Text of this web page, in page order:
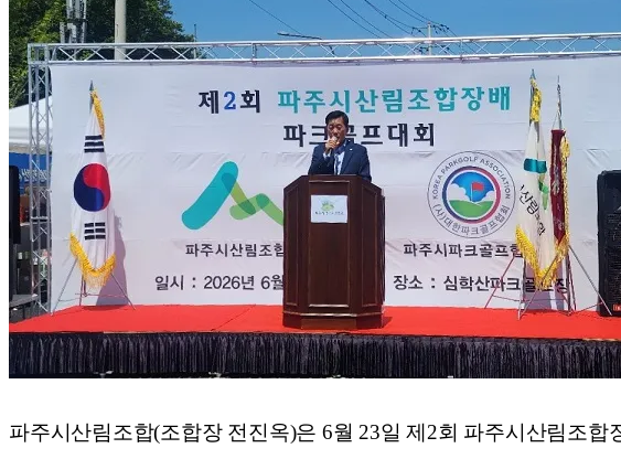
파주시산림조합(조합장 전진옥)은 6월 23일 제2회 파주시산림조